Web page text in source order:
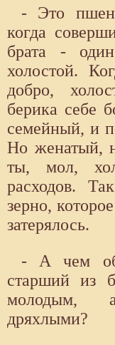
- Это
когда
брата -
холостой.
добро,
берика себе
семейный, и
Но женатый,
ты, мол,
расходов.
зерно,
затерялось.
- А чем
старший из
молодым,
дряхлыми?